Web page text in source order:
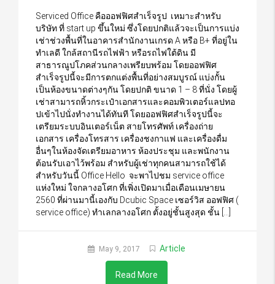
Serviced Office คือออฟฟิศสำเร็จรูป เหมาะสำหรับ
บริษัท ที่ start up ขึ้นใหม่ ซึ่งโดยปกติแล้วจะเป็นการแบ่ง
เช่าช่วงพื้นที่ในอาคารสำนักงานเกรด A หรือ B+ ที่อยู่ใน
ทำเลดี ใกล้สถานีรถไฟฟ้า หรือรถไฟใต้ดิน มี
สาธารณูปโภคส่วนกลางเพรียบพร้อม โดยออฟฟิศ
สำเร็จรูปนี้จะมีการตกแต่งพื้นที่อย่างสมบูรณ์ แบ่งกั้น
เป็นห้องขนาดต่างๆกัน โดยปกติ ขนาด 1 – 8 ที่นั่ง โดยผู้
เช่าสามารถหิ้วกระเป๋าเอกสารและคอมพิวเตอร์แลปทอ
ปเข้าไปนั่งทำงานได้ทันที โดยออฟฟิศสำเร็จรูปนี้จะ
เตรียมระบบอินเตอร์เน็ต สายโทรศัพท์ เครื่องถ่าย
เอกสาร เครื่องโทรสาร เครื่องชงกาแฟ และเครื่องดื่ม
อื่นๆในห้องจัดเตรียมอาหาร ห้องประชุม และพนักงาน
ต้อนรับเอาไว้พร้อม สำหรับผู้เช่าทุกคนสามารถใช้ได้
สำหรับวันนี้ Office Hello จะพาไปชม service office
แห่งใหม่ ใจกลางอโศก ที่เพิ่งเปิดมาเมื่อเดือนเมษายน
2560 ที่ผ่านมานี้เองกับ Dcubic Space เซอร์วิส ออฟฟิศ (
service office) ทำเลกลางอโศก ตั้งอยู่ชั้นสูงสุด ชั้น […]
May 9, 2017 Article
Read More